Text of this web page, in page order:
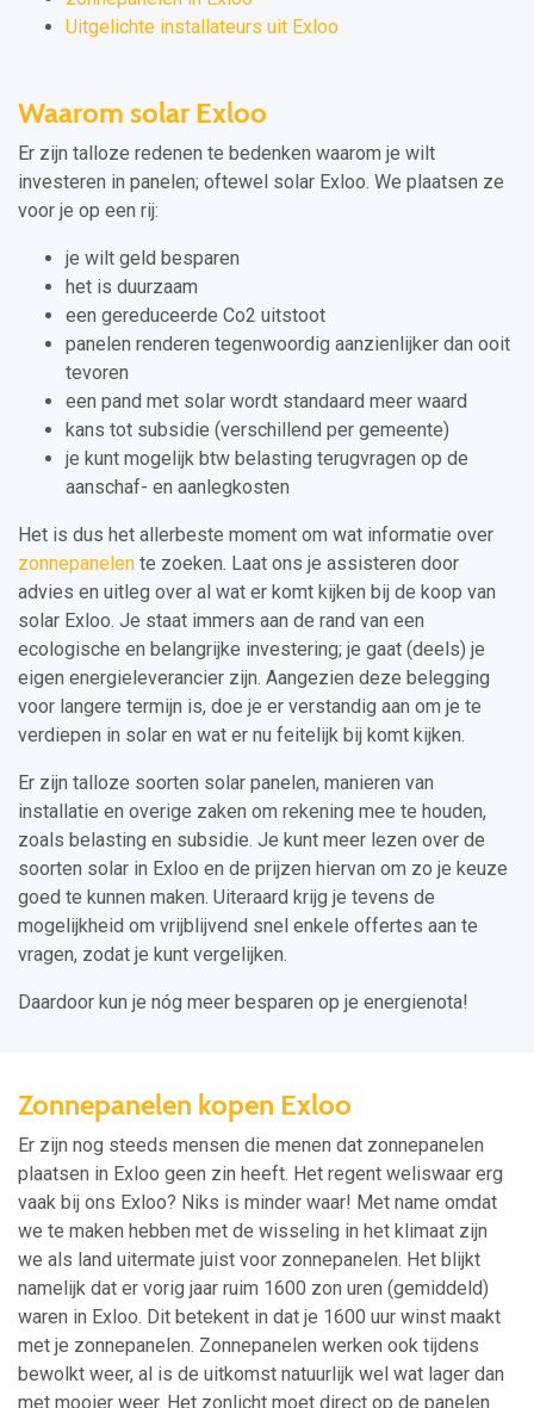
Uitgelichte installateurs uit Exloo
Waarom solar Exloo
Er zijn talloze redenen te bedenken waarom je wilt
investeren in panelen; oftewel solar Exloo. We plaatsen ze
voor je op een rij:
je wilt geld besparen
het is duurzaam
een gereduceerde Co2 uitstoot
panelen renderen tegenwoordig aanzienlijker dan ooit
tevoren
een pand met solar wordt standaard meer waard
kans tot subsidie (verschillend per gemeente)
je kunt mogelijk btw belasting terugvragen op de
aanschaf- en aanlegkosten
Het is dus het allerbeste moment om wat informatie over
zonnepanelen te zoeken. Laat ons je assisteren door
advies en uitleg over al wat er komt kijken bij de koop van
solar Exloo. Je staat immers aan de rand van een
ecologische en belangrijke investering; je gaat (deels) je
eigen energieleverancier zijn. Aangezien deze belegging
voor langere termijn is, doe je er verstandig aan om je te
verdiepen in solar en wat er nu feitelijk bij komt kijken.
Er zijn talloze soorten solar panelen, manieren van
installatie en overige zaken om rekening mee te houden,
zoals belasting en subsidie. Je kunt meer lezen over de
soorten solar in Exloo en de prijzen hiervan om zo je keuze
goed te kunnen maken. Uiteraard krijg je tevens de
mogelijkheid om vrijblijvend snel enkele offertes aan te
vragen, zodat je kunt vergelijken.
Daardoor kun je nóg meer besparen op je energienota!
Zonnepanelen kopen Exloo
Er zijn nog steeds mensen die menen dat zonnepanelen
plaatsen in Exloo geen zin heeft. Het regent weliswaar erg
vaak bij ons Exloo? Niks is minder waar! Met name omdat
we te maken hebben met de wisseling in het klimaat zijn
we als land uitermate juist voor zonnepanelen. Het blijkt
namelijk dat er vorig jaar ruim 1600 zon uren (gemiddeld)
waren in Exloo. Dit betekent in dat je 1600 uur winst maakt
met je zonnepanelen. Zonnepanelen werken ook tijdens
bewolkt weer, al is de uitkomst natuurlijk wel wat lager dan
met mooier weer. Het zonlicht moet direct op de panelen